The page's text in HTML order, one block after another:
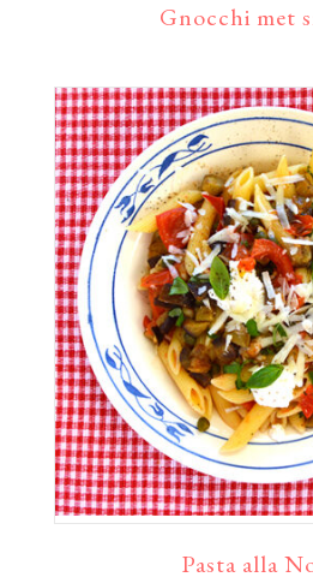
Gnocchi met
Pasta alla